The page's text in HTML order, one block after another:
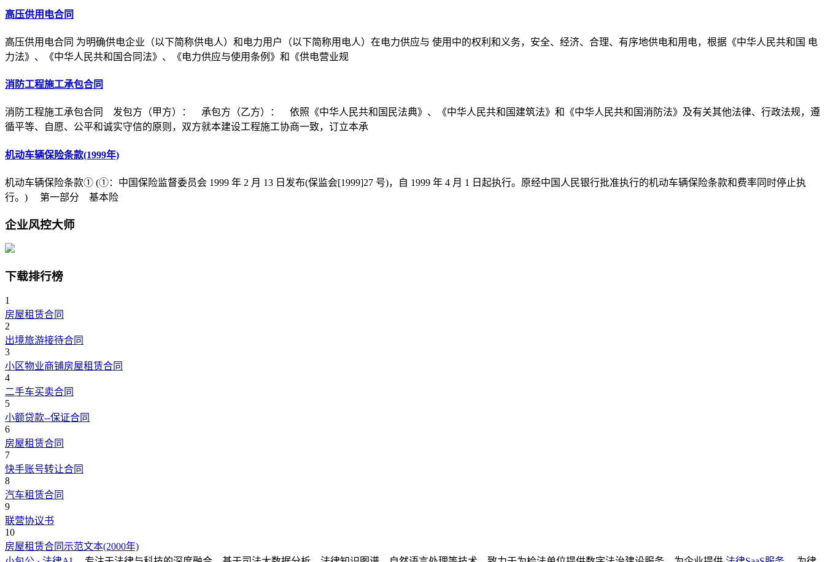
高压供用电合同
高压供用电合同 为明确供电企业（以下简称供电人）和电力用户（以下简称用电人）在电力供应与 使用中的权利和义务，安全、经济、合理、有序地供电和用电，根据《中华人民共和国 电
力法》、《中华人民共和国合同法》、《电力供应与使用条例》和《供电营业规
消防工程施工承包合同
消防工程施工承包合同 发包方（甲方）： 承包方（乙方）： 依照《中华人民共和国民法典》、《中华人民共和国建筑法》和《中华人民共和国消防法》及有关其他法律、行政法规，遵
循平等、自愿、公平和诚实守信的原则，双方就本建设工程施工协商一致，订立本承
机动车辆保险条款(1999年)
机动车辆保险条款① (①：中国保险监督委员会 1999 年 2 月 13 日发布(保监会[1999]27 号)，自 1999 年 4 月 1 日起执行。原经中国人民银行批准执行的机动车辆保险条款和费率同时停止执
行。) 第一部分 基本险
企业风控大师
下载排行榜
1
房屋租赁合同
2
出境旅游接待合同
3
小区物业商铺房屋租赁合同
4
二手车买卖合同
5
小额贷款--保证合同
6
房屋租赁合同
7
快手账号转让合同
8
汽车租赁合同
9
联营协议书
10
房屋租赁合同示范文本(2000年)